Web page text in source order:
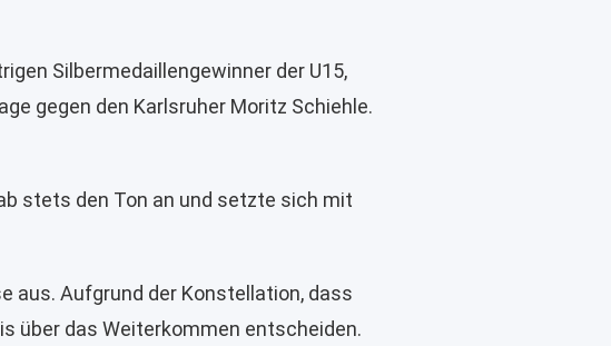
Silbermedaillengewinner der U15,
gegen den Karlsruher Moritz Schiehle.
stets den Ton an und setzte sich mit
aus. Aufgrund der Konstellation, dass
über das Weiterkommen entscheiden.